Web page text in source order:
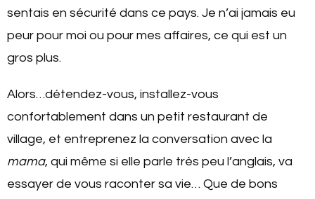
sentais en sécurité dans ce pays. Je n’ai jamais eu
peur pour moi ou pour mes affaires, ce qui est un
gros plus.
Alors…détendez-vous, installez-vous
confortablement dans un petit restaurant de
village, et entreprenez la conversation avec la
mama, qui même si elle parle très peu l’anglais, va
essayer de vous raconter sa vie… Que de bons